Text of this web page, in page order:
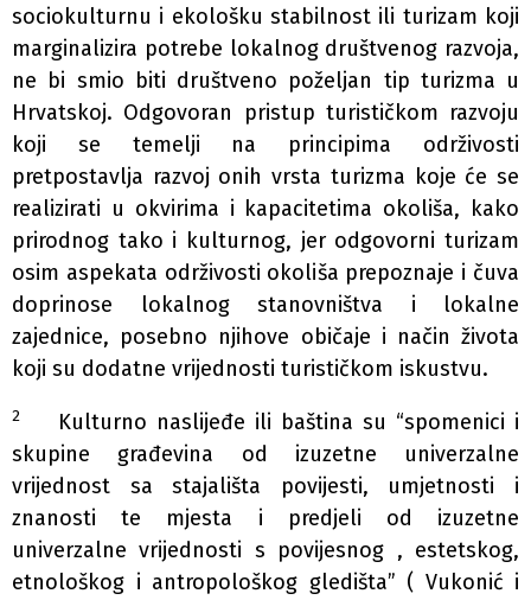
sociokulturnu i ekološku stabilnost ili turizam koji
marginalizira potrebe lokalnog društvenog razvoja,
ne bi smio biti društveno poželjan tip turizma u
Hrvatskoj. Odgovoran pristup turističkom razvoju
koji se temelji na principima održivosti
pretpostavlja razvoj onih vrsta turizma koje će se
realizirati u okvirima i kapacitetima okoliša, kako
prirodnog tako i kulturnog, jer odgovorni turizam
osim aspekata održivosti okoliša prepoznaje i čuva
doprinose lokalnog stanovništva i lokalne
zajednice, posebno njihove običaje i način života
koji su dodatne vrijednosti turističkom iskustvu.
2
Kulturno naslijeđe ili baština su “spomenici i
skupine građevina od izuzetne univerzalne
vrijednost sa stajališta povijesti, umjetnosti i
znanosti te mjesta i predjeli od izuzetne
univerzalne vrijednosti s povijesnog , estetskog,
etnološkog i antropološkog gledišta” ( Vukonić i